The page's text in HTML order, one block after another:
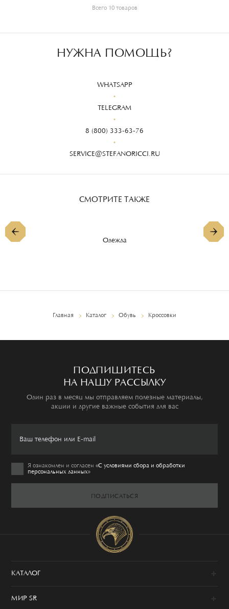
Всего 10 товаров
НУЖНА ПОМОЩЬ?
WHATSAPP
TELEGRAM
8 (800) 333-63-76
SERVICE@STEFANORICCI.RU
СМОТРИТЕ ТАКЖЕ
Одежда
Главная Каталог Обувь Кроссовки
ПОДПИШИТЕСЬ
НА НАШУ РАССЫЛКУ
Один раз в месяц мы отправляем полезные материалы,
акции и другие важные события для вас
Я ознакомлен и согласен«C условиями сбора и обработки
персональных данных»
ПОДПИСАТЬСЯ
КАТАЛОГ
МИР SR